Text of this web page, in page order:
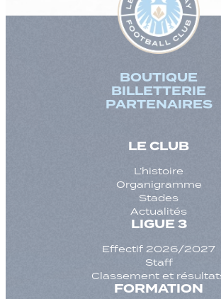
BOUTIQUE
BILLETTERIE
PARTENAIRES
LE CLUB
L’histoire
Organigramme
Stades
Actualités
LIGUE 3
Effectif 2026/2027
Staff
Classement et
FORMATION